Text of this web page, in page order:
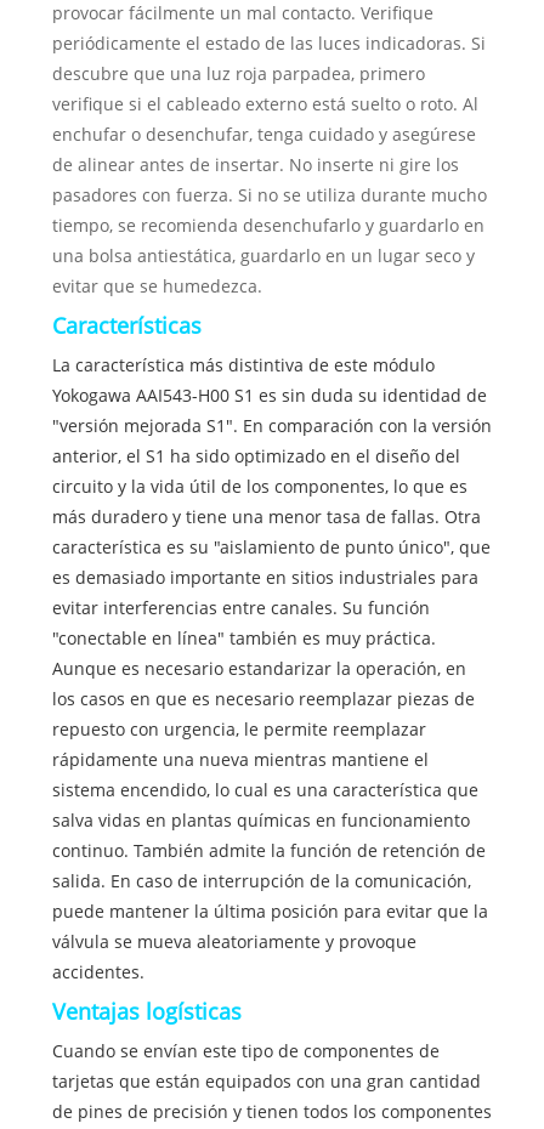
provocar fácilmente un mal contacto. Verifique
periódicamente el estado de las luces indicadoras. Si
descubre que una luz roja parpadea, primero
verifique si el cableado externo está suelto o roto. Al
enchufar o desenchufar, tenga cuidado y asegúrese
de alinear antes de insertar. No inserte ni gire los
pasadores con fuerza. Si no se utiliza durante mucho
tiempo, se recomienda desenchufarlo y guardarlo en
una bolsa antiestática, guardarlo en un lugar seco y
evitar que se humedezca.
Características
La característica más distintiva de este módulo
Yokogawa AAI543-H00 S1 es sin duda su identidad de
"versión mejorada S1". En comparación con la versión
anterior, el S1 ha sido optimizado en el diseño del
circuito y la vida útil de los componentes, lo que es
más duradero y tiene una menor tasa de fallas. Otra
característica es su "aislamiento de punto único", que
es demasiado importante en sitios industriales para
evitar interferencias entre canales. Su función
"conectable en línea" también es muy práctica.
Aunque es necesario estandarizar la operación, en
los casos en que es necesario reemplazar piezas de
repuesto con urgencia, le permite reemplazar
rápidamente una nueva mientras mantiene el
sistema encendido, lo cual es una característica que
salva vidas en plantas químicas en funcionamiento
continuo. También admite la función de retención de
salida. En caso de interrupción de la comunicación,
puede mantener la última posición para evitar que la
válvula se mueva aleatoriamente y provoque
accidentes.
Ventajas logísticas
Cuando se envían este tipo de componentes de
tarjetas que están equipados con una gran cantidad
de pines de precisión y tienen todos los componentes